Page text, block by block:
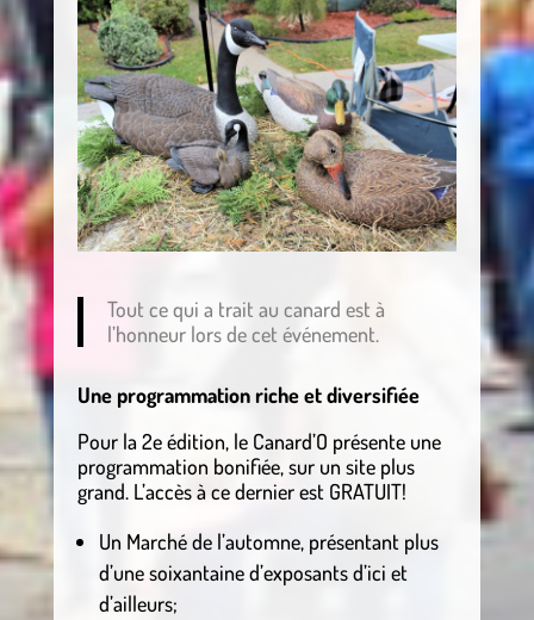
Tout ce qui a trait au canard est à
l’honneur lors de cet événement.
Une programmation riche et diversifiée
Pour la 2e édition, le Canard’O présente une
programmation bonifiée, sur un site plus
grand. L’accès à ce dernier est GRATUIT!
Un Marché de l’automne, présentant plus
d’une soixantaine d’exposants d’ici et
d’ailleurs;